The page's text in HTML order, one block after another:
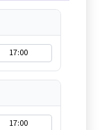
17:00
17:00